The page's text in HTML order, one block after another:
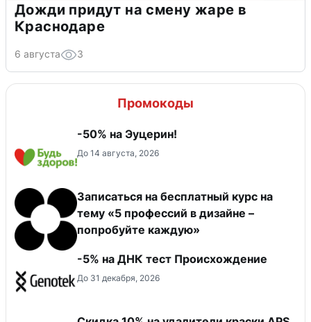
Дожди придут на смену жаре в
Краснодаре
6 августа 3
Промокоды
-50% на Эуцерин!
До 14 августа, 2026
Записаться на бесплатный курс на
тему «5 профессий в дизайне –
попробуйте каждую»
-5% на ДНК тест Происхождение
До 31 декабря, 2026